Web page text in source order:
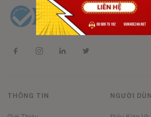
THÔNG TIN NGƯỜI